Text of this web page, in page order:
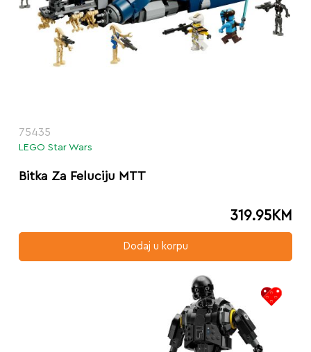
75435
LEGO Star Wars
Bitka Za Feluciju MTT
319.95KM
Dodaj u korpu